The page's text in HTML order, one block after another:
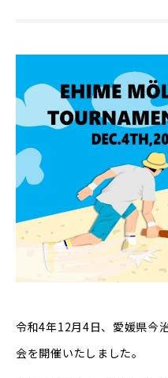
令和4年12月4日、愛媛県今
会を開催いたしました。